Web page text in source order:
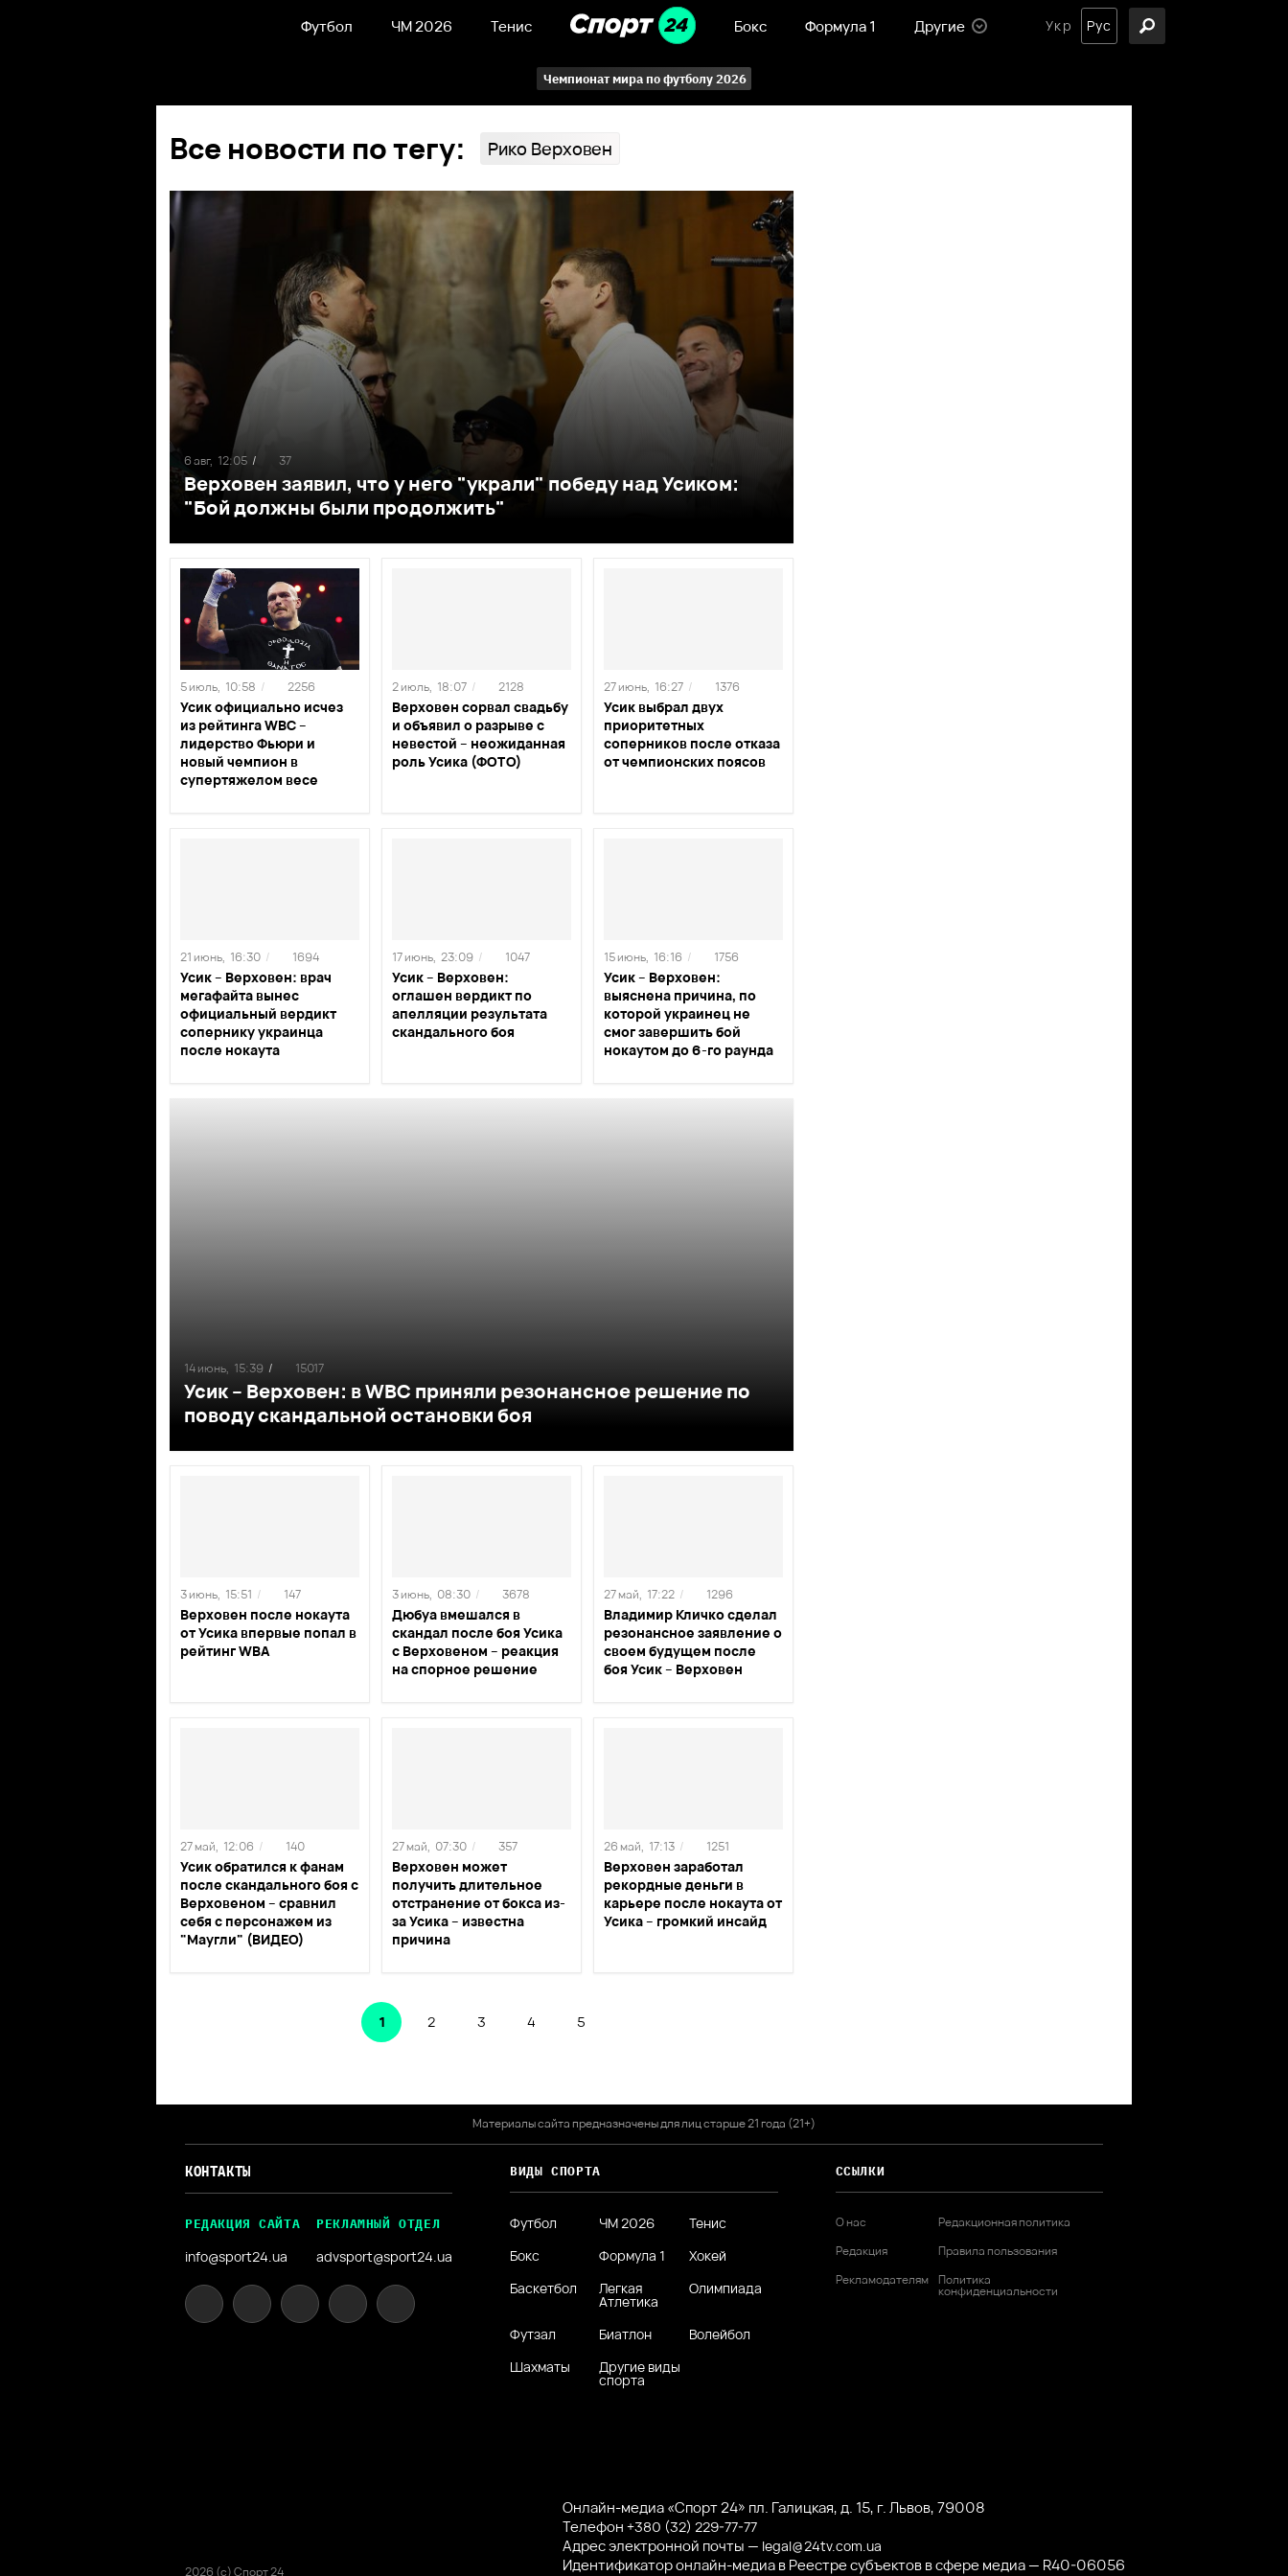
Футбол ЧМ 2026 Тенис Бокс Формула 1 Другие Укр Рус
Чемпионат мира по футболу 2026
Все новости по тегу: Рико Верховен
Верховен заявил, что у него "украли" победу над Усиком:
"Бой должны были продолжить"
6 авг, 12:05 / 37
Усик официально исчез
из рейтинга WBC –
лидерство Фьюри и
новый чемпион в
супертяжелом весе
5 июль, 10:58 / 2256
Верховен сорвал свадьбу
и объявил о разрыве с
невестой – неожиданная
роль Усика (ФОТО)
2 июль, 18:07 / 2128
Усик выбрал двух
приоритетных
соперников после отказа
от чемпионских поясов
27 июнь, 16:27 / 1376
Усик – Верховен: врач
мегафайта вынес
официальный вердикт
сопернику украинца
после нокаута
21 июнь, 16:30 / 1694
Усик – Верховен:
оглашен вердикт по
апелляции результата
скандального боя
17 июнь, 23:09 / 1047
Усик – Верховен:
выяснена причина, по
которой украинец не
смог завершить бой
нокаутом до 6-го раунда
15 июнь, 16:16 / 1756
Усик – Верховен: в WBC приняли резонансное решение по
поводу скандальной остановки боя
14 июнь, 15:39 / 15017
Верховен после нокаута
от Усика впервые попал в
рейтинг WBA
3 июнь, 15:51 / 147
Дюбуа вмешался в
скандал после боя Усика
с Верховеном – реакция
на спорное решение
3 июнь, 08:30 / 3678
Владимир Кличко сделал
резонансное заявление о
своем будущем после
боя Усик – Верховен
27 май, 17:22 / 1296
Усик обратился к фанам
после скандального боя с
Верховеном – сравнил
себя с персонажем из
"Маугли" (ВИДЕО)
27 май, 12:06 / 140
Верховен может
получить длительное
отстранение от бокса из-
за Усика – известна
причина
27 май, 07:30 / 357
Верховен заработал
рекордные деньги в
карьере после нокаута от
Усика – громкий инсайд
26 май, 17:13 / 1251
1 2 3 4 5
Материалы сайта предназначены для лиц старше 21 года (21+)
КОНТАКТЫ
РЕДАКЦИЯ САЙТА
info@sport24.ua
РЕКЛАМНЫЙ ОТДЕЛ
advsport@sport24.ua
ВИДЫ СПОРТА
Футбол ЧМ 2026
Тенис
Бокс
Формула 1
Хокей
Баскетбол
Легкая
Атлетика
Олимпиада
Футзал Биатлон
Волейбол
Шахматы
Другие виды
спорта
ССЫЛКИ
О нас
Редакция
Рекламодателям
Редакционная политика
Правила пользования
Политика
конфиденциальности
2026 (с) Спорт 24
Онлайн-медиа «Спорт 24» пл. Галицкая, д. 15, г. Львов, 79008
Телефон+380 (32) 229-77-77
Адрес электронной почты — legal@24tv.com.ua
Идентификатор онлайн-медиа в Реестре субъектов в сфере медиа — R40-06056